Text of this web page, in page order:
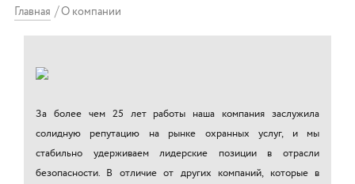
Главная О компании
За более чем 25 лет работы наша компания заслужила
солидную репутацию на рынке охранных услуг, и мы
стабильно удерживаем лидерские позиции в отрасли
безопасности. В отличие от других компаний, которые в